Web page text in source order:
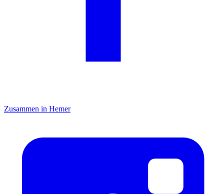
Zusammen in Hemer